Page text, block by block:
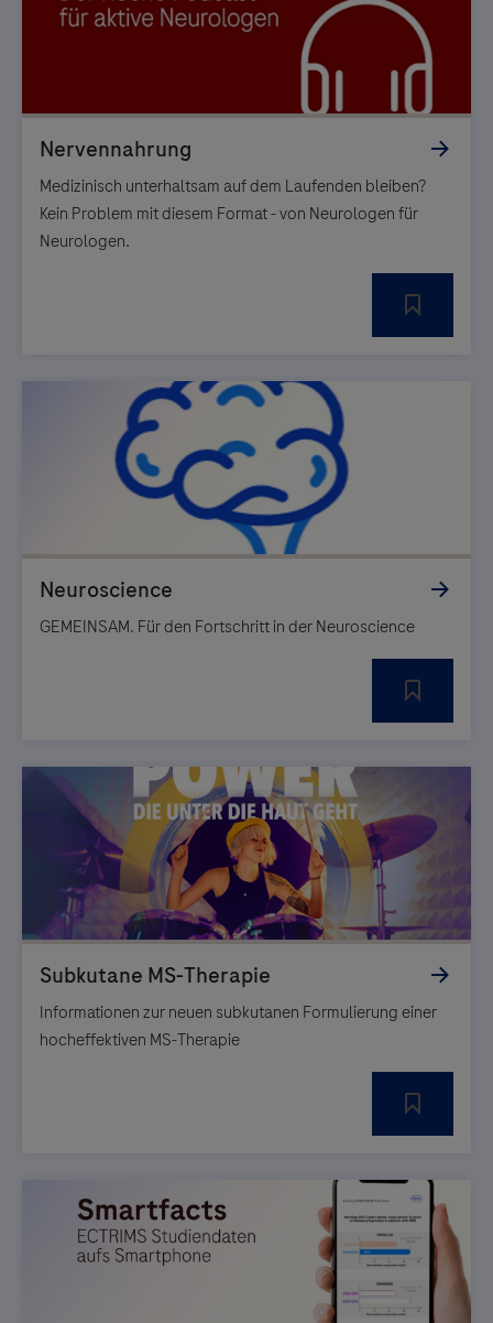
Medizinisch unterhaltsam auf dem Laufenden bleiben?
Kein Problem mit diesem Format - von Neurologen für
Neurologen.
GEMEINSAM. Für den Fortschritt in der Neuroscience
Informationen zur neuen subkutanen Formulierung einer
hocheffektiven MS-Therapie